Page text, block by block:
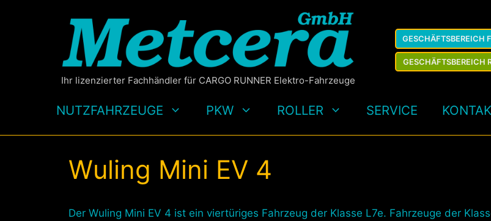
Ihr lizenzierter Fachhändler für CARGO RUNNER Elektro-Fahrzeuge
GESCHÄFTSBEREICH
GESCHÄFTSBEREICH
NUTZFAHRZEUGE PKW ROLLER SERVICE
Wuling Mini EV 4
Der Wuling Mini EV 4 ist ein viertüriges Fahrzeug der Klasse L7e. Fahrzeuge der